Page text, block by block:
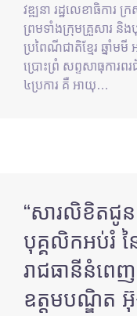
វឌ្ឍនា រដ្ឋលេខាធិកា
ព្រមទាំងក្រុមគ្រួសារ និ
ប្រពៃណីជាតិខ្មែរ ឆ្នាំម
ប្រោះព្រំ សព្ទសាធុការ
៤ប្រការ គឺ អាយុ…
“សារលិខិតជូ
បុគ្គលិកអប់រំ ន
រាជធានីនំព
ឧត្តមបណ្ឌិត អ៊ុ